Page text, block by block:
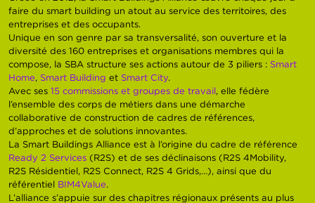
faire du smart building un atout au service des territoires, des
entreprises et des occupants.
Unique en son genre par sa transversalité, son ouverture et la
diversité des 160 entreprises et organisations membres qui la
compose, la SBA structure ses actions autour de 3 piliers : Smart
Home, Smart Building et Smart City.
Avec ses15 commissions et groupes de travail, elle fédère
l’ensemble des corps de métiers dans une démarche
collaborative de construction de cadres de références,
d’approches et de solutions innovantes.
La Smart Buildings Alliance est à l’origine du cadre de référence
Ready 2 Services (R2S) et de ses déclinaisons (R2S 4Mobility,
R2S Résidentiel, R2S Connect, R2S 4 Grids,…), ainsi que du
référentiel BIM4Value.
L’alliance s’appuie sur des chapitres régionaux présents au plus